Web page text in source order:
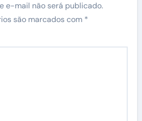
e-mail não será publicado.
são marcados com *